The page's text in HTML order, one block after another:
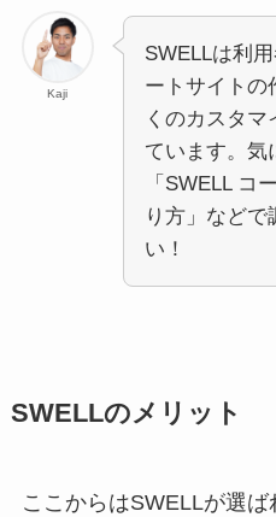
Kaji
SWELLは利
ートサイトの
くのカスタ
ています。気
「SWELL コ
り方」などで
い！
SWELLのメリット
ここからはSWELLが選